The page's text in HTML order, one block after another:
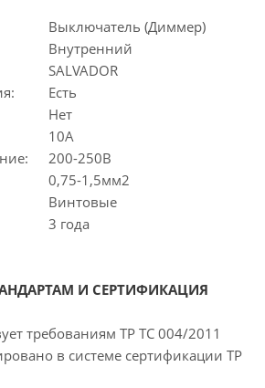
Выключатель (Диммер)
Внутренний
SALVADOR
Есть
Нет
10А
200-250В
0,75-1,5мм2
Винтовые
3 года
И СЕРТИФИКАЦИЯ
требованиям ТР ТС 004/2011
в системе сертификации ТР